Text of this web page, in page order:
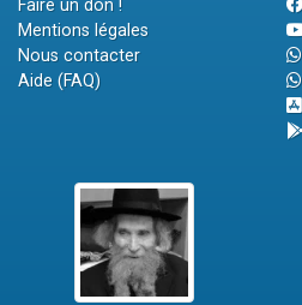
Faire un don !
Mentions légales
Nous contacter
Aide (FAQ)